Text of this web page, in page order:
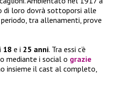
di loro dovrà sottoporsi alle
tra allenamenti, prove
18 e i 25 anni. Tra essi c’è
mediante i social o grazie
insieme il cast al completo,